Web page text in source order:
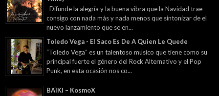
Difunde la alegría y la buena vibra que la Navidad trae
consigo con nada más y nada menos que sintonizar de el
nuevo lanzamiento que se en...
Toledo Vega - El Saco Es De A Quien Le Quede
“Toledo Vega” es un talentoso músico que tiene como su
principal fuerte el género del Rock Alternativo y el Pop
Punk, en esta ocasión nos co...
BAÏKI – KosmoX